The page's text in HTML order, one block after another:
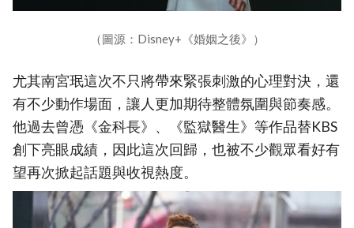
（圖源：Disney+《婚姻之後》）
尤其南宮珉這次不只將帶來緊張刺激的心理對決，還
有不少動作場面，讓人更加期待整體氛圍與節奏感。
他過去曾憑《金科長》、《監獄醫生》等作品替KBS
創下亮眼成績，因此這次回歸，也被不少觀眾看好有
望再次掀起話題與收視熱度。